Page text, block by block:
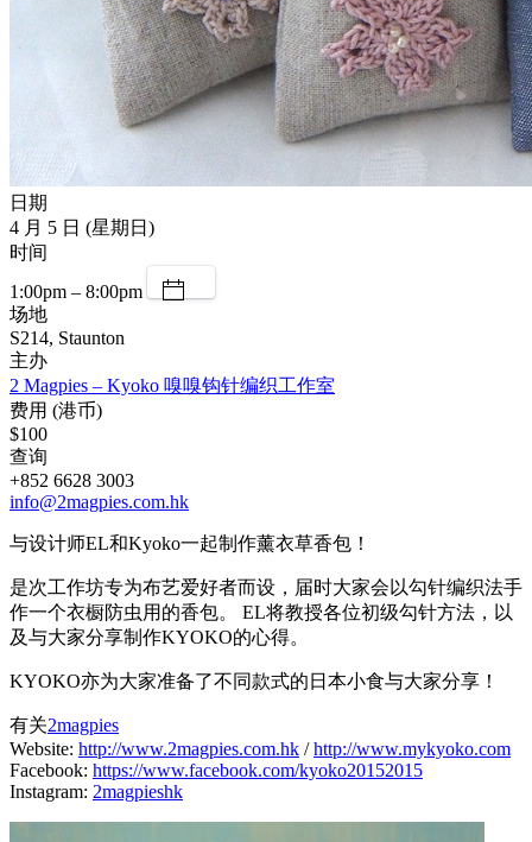
日期
4 月 5 日 (星期日)
时间
1:00pm – 8:00pm
场地
S214, Staunton
主办
2 Magpies – Kyoko 嗅嗅钩针编织工作室
费用 (港币)
$100
查询
+852 6628 3003
info@2magpies.com.hk
与设计师EL和Kyoko一起制作薰衣草香包！
是次工作坊专为布艺爱好者而设，届时大家会以勾针编织法手
作一个衣橱防虫用的香包。 EL将教授各位初级勾针方法，以
及与大家分享制作KYOKO的心得。
KYOKO亦为大家准备了不同款式的日本小食与大家分享！
有关2magpies
Website: http://www.2magpies.com.hk /http://www.mykyoko.com
Facebook: https://www.facebook.com/kyoko20152015
Instagram: 2magpieshk